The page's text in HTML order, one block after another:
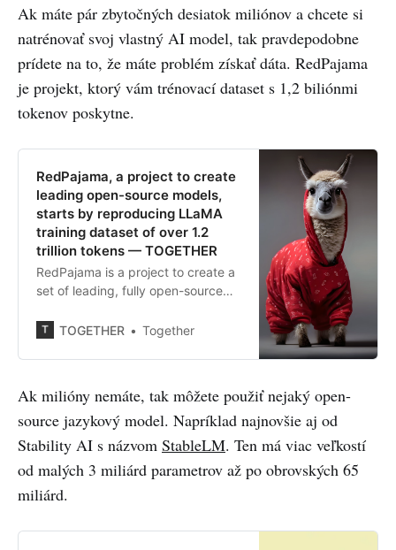
Ak máte pár zbytočných desiatok miliónov a chcete si
natrénovať svoj vlastný AI model, tak pravdepodobne
prídete na to, že máte problém získať dáta. RedPajama
je projekt, ktorý vám trénovací dataset s 1,2 biliónmi
tokenov poskytne.
RedPajama, a project to create
leading open-source models,
starts by reproducing LLaMA
training dataset of over 1.2
trillion tokens — TOGETHER
RedPajama is a project to create a
set of leading, fully open-source
announce the completion of the
reproduction of the LLaMA training
TOGETHER Together
Ak milióny nemáte, tak môžete použiť nejaký open-
source jazykový model. Napríklad najnovšie aj od
Stability AI s názvom StableLM. Ten má viac veľkostí
od malých 3 miliárd parametrov až po obrovských 65
miliárd.